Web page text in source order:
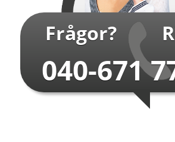
Frågor?
040-671